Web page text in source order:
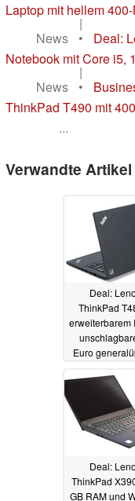
Laptop mit hellem
|
News
•
Deal:
Notebook mit Core i5,
|
News
•
ThinkPad T490 mit
...
Verwandte Artikel
Deal:
ThinkPad
erweiterbarem
Euro
Deal:
ThinkPad
GB RAM und